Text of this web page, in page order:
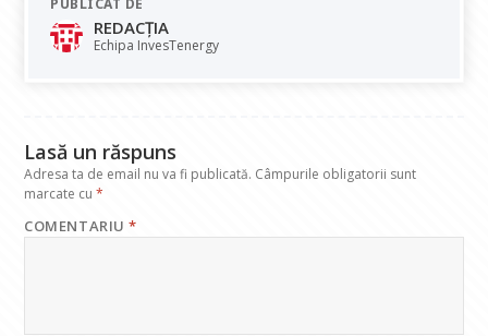
b
o
s
A dI
REDACȚIA
Echipa InvesTenergy
Lasă un răspuns
Adresa ta de email nu va fi publicată. Câmpurile obligatorii sunt
marcate cu*
COMENTARIU*